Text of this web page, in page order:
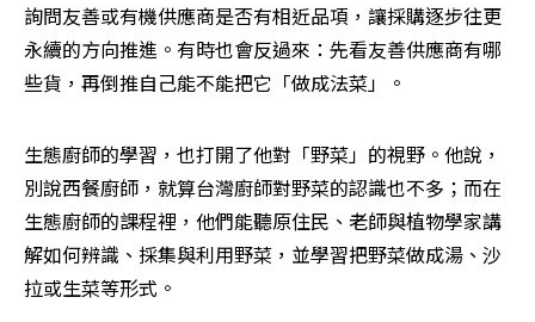
詢問友善或有機供應商是否有相近品項，讓採購逐步往更
永續的方向推進。有時也會反過來：先看友善供應商有哪
些貨，再倒推自己能不能把它「做成法菜」。
生態廚師的學習，也打開了他對「野菜」的視野。他說，
別說西餐廚師，就算台灣廚師對野菜的認識也不多；而在
生態廚師的課程裡，他們能聽原住民、老師與植物學家講
解如何辨識、採集與利用野菜，並學習把野菜做成湯、沙
拉或生菜等形式。